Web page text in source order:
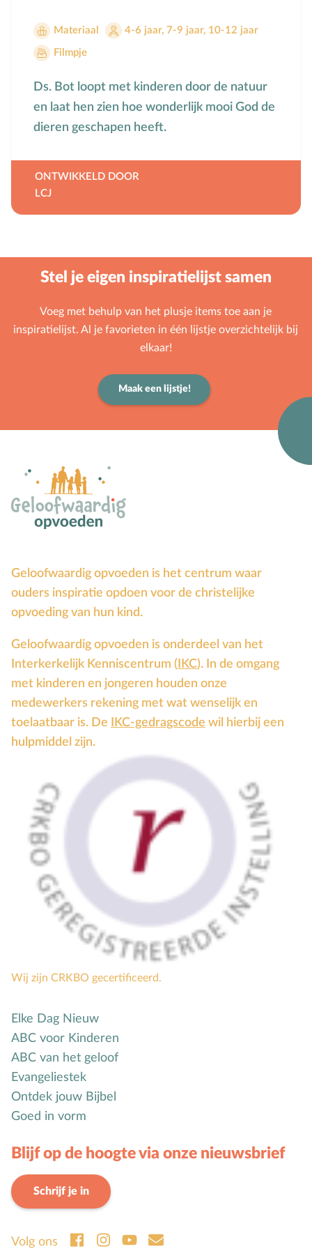
Vriendschap
Vrucht van de Geest
Wederkomst
Zakgeld
Zending
Zwangerschap
Materiaal 4-6 jaar,7-9 jaar, 10-12 jaar
Filmpje
Ds. Bot loopt met kinderen door de natuur
en laat hen zien hoe wonderlijk mooi God de
dieren geschapen heeft.
ONTWIKKELD DOOR
LCJ
Stel je eigen inspiratielijst samen
Voeg met behulp van het plusje items toe aan je
inspiratielijst. Al je favorieten in één lijstje overzichtelijk bij
elkaar!
Maak een lijstje!
Geloofwaardig opvoeden is het centrum waar
ouders inspiratie opdoen voor de christelijke
opvoeding van hun kind.
Geloofwaardig opvoeden is onderdeel van het
Interkerkelijk Kenniscentrum ( IKC). In de omgang
met kinderen en jongeren houden onze
medewerkers rekening met wat wenselijk en
toelaatbaar is. De
IKC-gedragscode wil hierbij een
hulpmiddel zijn.
Wij zijn CRKBO gecertificeerd.
Elke Dag Nieuw
ABC voor Kinderen
ABC van het geloof
Evangeliestek
Ontdek jouw Bijbel
Goed in vorm
Blijf op de hoogte via onze nieuwsbrief
Schrijf je in
Volg ons